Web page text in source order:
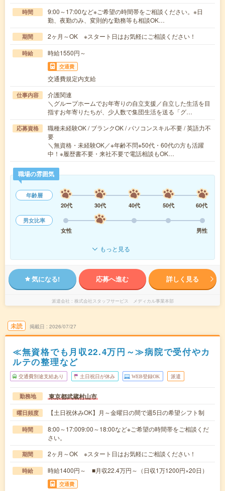
時間
9:00～17:00など※ご希望の時間帯をご相談ください。※日
勤、夜勤のみ、変則的な勤務等も相談OK…
期間 2ヶ月～OK ※スタート日はお気軽にご相談ください！
時給 時給1550円～
交通費
交通費規定内支給
仕事内容
介護関連
＼グループホームでお年寄りの自立支援／自立した生活を目
指すお年寄りたちが、少人数で集団生活を送る「グ…
応募資格
職種未経験OK / ブランクOK / パソコンスキル不要 / 英語力不
要
＼無資格・未経験OK／※年齢不問※50代・60代の方も活躍
中！※履歴書不要・来社不要で電話相談もOK…
職場の雰囲気
年齢層
20代
30代 40代 50代
60代
男女比率
女性
男性
もっと見る
気になる! 応募へ進む 詳しく見る
派遣会社 株式会社スタッフサービス メディカル事業本部
未読 掲載日 2026/07/27
≪無資格でも月収22.4万円～≫病院で受付やカ
ルテの整理など
交通費別途支給あり 土日祝日が休み WEB登録OK 派遣
勤務地 東京都武蔵村山市
曜日頻度 【土日祝休みOK】月～金曜日の間で週5日の希望シフト制
時間
8:00～17:009:00～18:00など※ご希望の時間帯をご相談くだ
さい。
期間 2ヶ月～OK ※スタート日はお気軽にご相談ください！
時給 時給1400円～ ■月収22.4万円～（日収1万1200円×20日）
交通費